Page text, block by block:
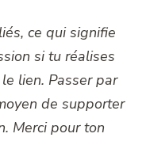
ce qui signifie
si tu réalises
lien. Passer par
de supporter
Merci pour ton